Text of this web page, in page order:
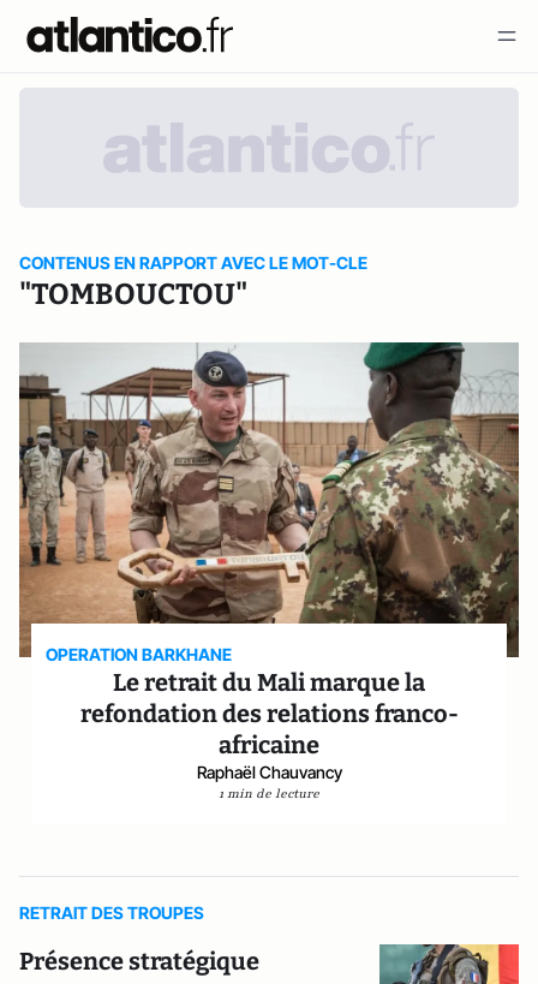
CONTENUS EN RAPPORT AVEC LE MOT-CLE
"TOMBOUCTOU"
OPERATION BARKHANE
Le retrait du Mali marque la
refondation des relations franco-
africaine
Raphaël Chauvancy
1 min de lecture
RETRAIT DES TROUPES
Présence stratégique